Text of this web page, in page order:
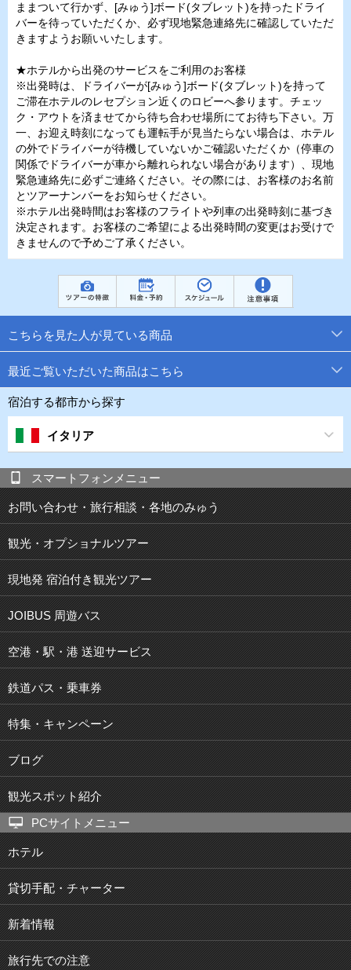
ままついて行かず、[みゅう]ボード(タブレット)を持ったドライ
バーを待っていただくか、必ず現地緊急連絡先に確認していただ
きますようお願いいたします。
★ホテルから出発のサービスをご利用のお客様
※出発時は、ドライバーが[みゅう]ボード(タブレット)を持って
ご滞在ホテルのレセプション近くのロビーへ参ります。チェッ
ク・アウトを済ませてから待ち合わせ場所にてお待ち下さい。万
一、お迎え時刻になっても運転手が見当たらない場合は、ホテル
の外でドライバーが待機していないかご確認いただくか（停車の
関係でドライバーが車から離れられない場合があります）、現地
緊急連絡先に必ずご連絡ください。その際には、お客様のお名前
とツアーナンバーをお知らせください。
※ホテル出発時間はお客様のフライトや列車の出発時刻に基づき
決定されます。お客様のご希望による出発時間の変更はお受けで
きませんので予めご了承ください。
こちらを見た人が見ている商品
最近ご覧いただいた商品はこちら
宿泊する都市から探す
イタリア
スマートフォンメニュー
お問い合わせ・旅行相談・各地のみゅう
観光・オプショナルツアー
現地発 宿泊付き観光ツアー
JOIBUS 周遊バス
空港・駅・港 送迎サービス
鉄道パス・乗車券
特集・キャンペーン
ブログ
観光スポット紹介
PCサイトメニュー
ホテル
貸切手配・チャーター
新着情報
旅行先での注意